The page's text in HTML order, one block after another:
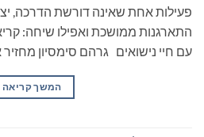
פעילות אחת שאינה דורשת הדרכה,
התארגנות ממושכת ואפילו שיחה:
עם חיי נישואים גרהם סימסיון
המשך קריאה